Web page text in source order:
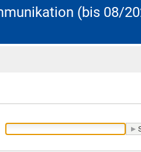
(bis 08/